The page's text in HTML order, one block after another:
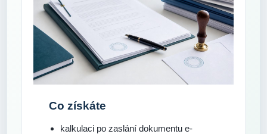
Co získáte
kalkulaci po zaslání dokumentu e-